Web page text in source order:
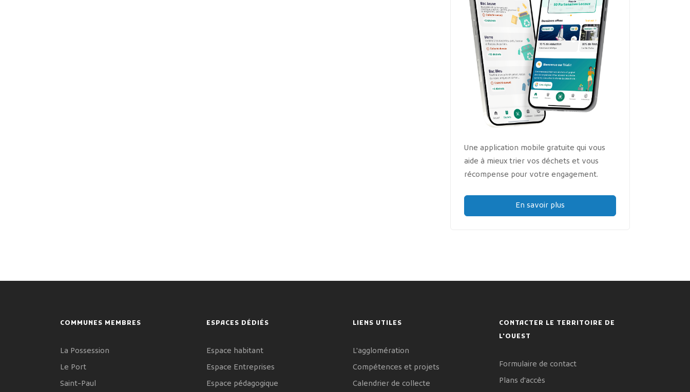
Une application mobile gratuite qui vous
aide à mieux trier vos déchets et vous
récompense pour votre engagement.
En savoir plus
COMMUNES MEMBRES
La Possession
Le Port
Saint-Paul
ESPACES DÉDIÉS
Espace habitant
Espace Entreprises
Espace pédagogique
LIENS UTILES
L'agglomération
Compétences et projets
Calendrier de collecte
CONTACTER LE TERRITOIRE DE
L'OUEST
Formulaire de contact
Plans d'accès